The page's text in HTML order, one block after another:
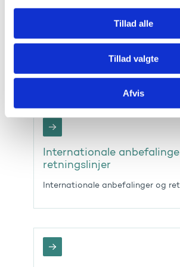
Tillad alle
Tillad valgte
Afvis
Delegationsoverenskomster
Finansministeriet har på enkelte
delegeret kompetencen til at
til Uddannelsesministeriet
Internationale
retningslinjer
Internationale anbefalinger og